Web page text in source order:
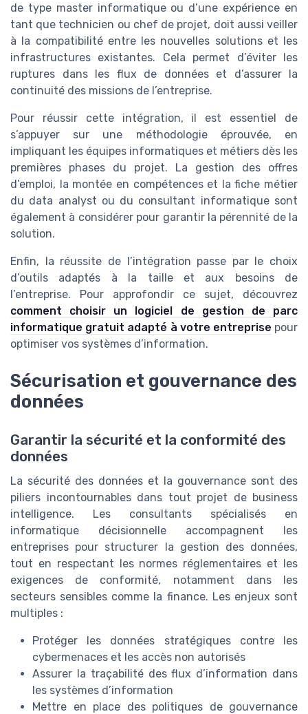
de type master informatique ou d’une expérience en
tant que technicien ou chef de projet, doit aussi veiller
à la compatibilité entre les nouvelles solutions et les
infrastructures existantes. Cela permet d’éviter les
ruptures dans les flux de données et d’assurer la
continuité des missions de l’entreprise.
Pour réussir cette intégration, il est essentiel de
s’appuyer sur une méthodologie éprouvée, en
impliquant les équipes informatiques et métiers dès les
premières phases du projet. La gestion des offres
d’emploi, la montée en compétences et la fiche métier
du data analyst ou du consultant informatique sont
également à considérer pour garantir la pérennité de la
solution.
Enfin, la réussite de l’intégration passe par le choix
d’outils adaptés à la taille et aux besoins de
l’entreprise. Pour approfondir ce sujet, découvrez
comment choisir un logiciel de gestion de parc
informatique gratuit adapté à votre entreprise pour
optimiser vos systèmes d’information.
Sécurisation et gouvernance des
données
Garantir la sécurité et la conformité des
données
La sécurité des données et la gouvernance sont des
piliers incontournables dans tout projet de business
intelligence. Les consultants spécialisés en
informatique décisionnelle accompagnent les
entreprises pour structurer la gestion des données,
tout en respectant les normes réglementaires et les
exigences de conformité, notamment dans les
secteurs sensibles comme la finance. Les enjeux sont
multiples :
Protéger les données stratégiques contre les
cybermenaces et les accès non autorisés
Assurer la traçabilité des flux d’information dans
les systèmes d’information
Mettre en place des politiques de gouvernance